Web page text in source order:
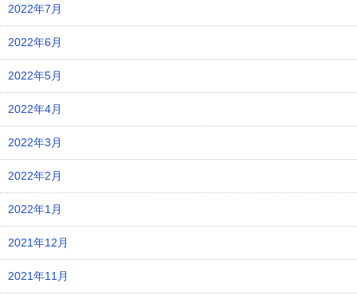
2022年7月
2022年6月
2022年5月
2022年4月
2022年3月
2022年2月
2022年1月
2021年12月
2021年11月